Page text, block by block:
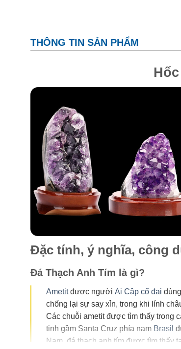
THÔNG TIN SẢN PHẨM
Đặc tính, ý nghĩa, công
Đá Thạch Anh Tím là gì?
Ametitđược người Ai Cập cổ đại
chống lại sự say xỉn, trong khi lính
Các chuỗi ametit được tìm thấy trong
tinh gầm Santa Cruz phía nam Brasil
Nam, đá thạch anh tím được tìm thấy